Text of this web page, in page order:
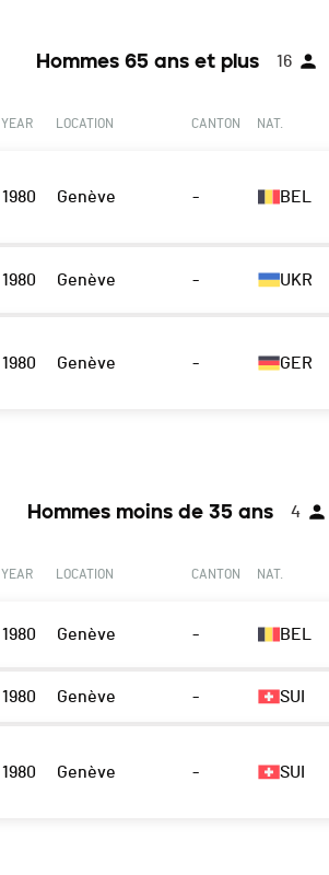
Hommes 65 ans et plus 16
YEAR LOCATION CANTON NAT.
1980 Genève - BEL
1980 Genève - UKR
1980 Genève - GER
Hommes moins de 35 ans 4
YEAR LOCATION CANTON NAT.
1980 Genève - BEL
1980 Genève - SUI
1980 Genève - SUI